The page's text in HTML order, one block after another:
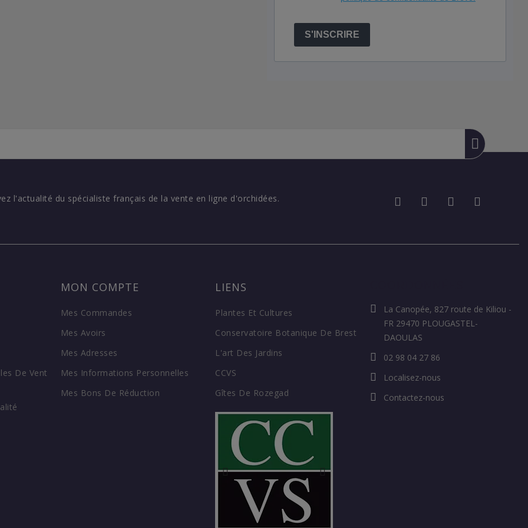
S'INSCRIRE
l'actualité du spécialiste français de la vente en ligne d'orchidées.
De Vent
MON COMPTE
Mes Commandes
Mes Avoirs
Mes Adresses
Mes Informations Personnelles
Mes Bons De Réduction
LIENS
Plantes Et Cultures
Conservatoire Botanique De Brest
L'art Des Jardins
CCVS
Gîtes De Rozegad
La Canopée, 827 route de Kiliou -
FR 29470 PLOUGASTEL-
DAOULAS
02 98 04 27 86
Localisez-nous
Contactez-nous